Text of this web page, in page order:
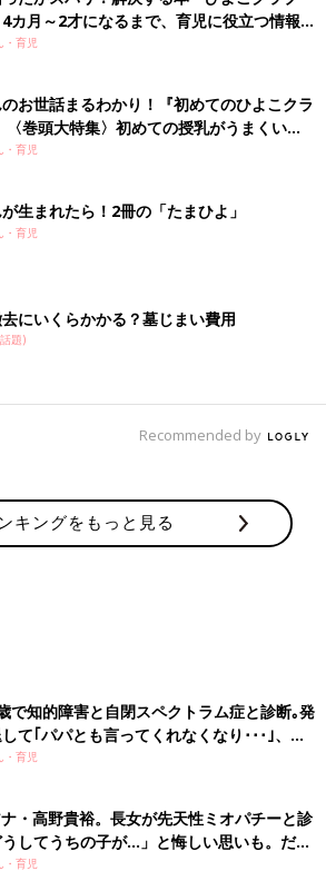
と思っていますが、私の水着姿を知り合
ば、ビキニだって怖くない!?
がり、どう思う？
446人 25.7％
OK 123人 7.1％
ると、当然子どもの水着も揃えなければ
すぐに着られなくなってしまうかと思う
に揃えるにはもったいないような…。
水可のプールでも、きちんと水着を着せて
らおさがりをもらえたらラッキー！かと思
いと言われ、水の中で出されちゃいまし
たん、おしっこをしてしまった！」
のあとタオルで体を拭いたらタオルが黄色
」
もらしはあることです。そうなると、衛
もおさがりはご遠慮するようです。
児以上でもOK」なおさがりWelcome派も
月～2才になるまで、育児に役立つ情報が
・育児
お世話まるわかり！『初めてのひよこクラ
〈巻頭大特集〉初めての授乳がうまくい
ぱい・ミルクの基本と夏のトラブル 解決テ
・育児
生まれたら！2冊の「たまひよ」
・育児
にいくらかかる？墓じまい費用
題)
Recommended by
キングをもっと見る
で知的障害と自閉スペクトラム症と診断｡発
て｢パパとも言ってくれなくなり･･･｣、元
選手･岡田優介
・育児
・高野貴裕。長女が先天性ミオパチーと診
してうちの子が…」と悔しい思いも。だか
との時間を全力で楽しみたい
・育児